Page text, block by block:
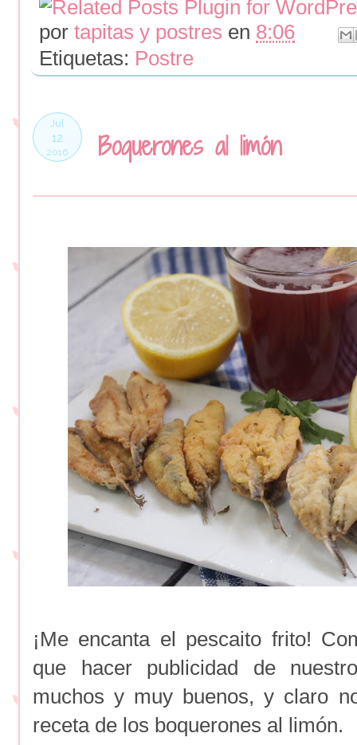
por tapitas y postres en 8:06
Etiquetas: Postre
Jul
12
2016 Boquerones al limón
¡Me encanta el pescaito frito!
que hacer publicidad de
muchos y muy buenos, y claro
receta de los boquerones al limón.